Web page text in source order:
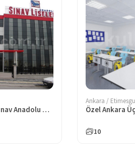
Özel Eryaman Sınav Anadolu Lisesi
Ankara /
10